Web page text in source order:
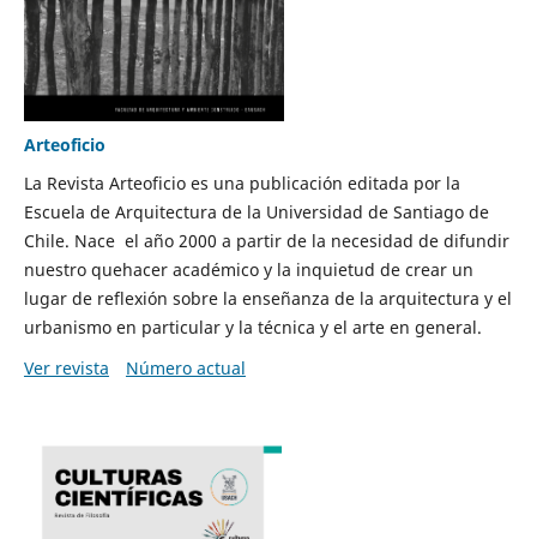
Arteoficio
La Revista Arteoficio es una publicación editada por la
Escuela de Arquitectura de la Universidad de Santiago de
Chile. Nace el año 2000 a partir de la necesidad de difundir
nuestro quehacer académico y la inquietud de crear un
lugar de reflexión sobre la enseñanza de la arquitectura y el
urbanismo en particular y la técnica y el arte en general.
Ver revista
Número actual